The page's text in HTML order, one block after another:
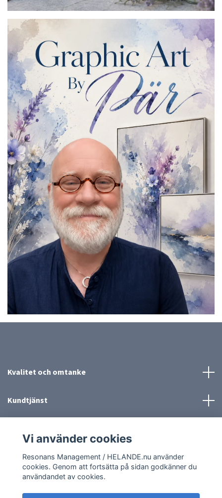
Kvalitet och omtanke
Kundtjänst
Sociala medier
Vi använder cookies
Resonans Management / HELANDE.nu använder
cookies. Genom att fortsätta på sidan godkänner du
användandet av cookies.